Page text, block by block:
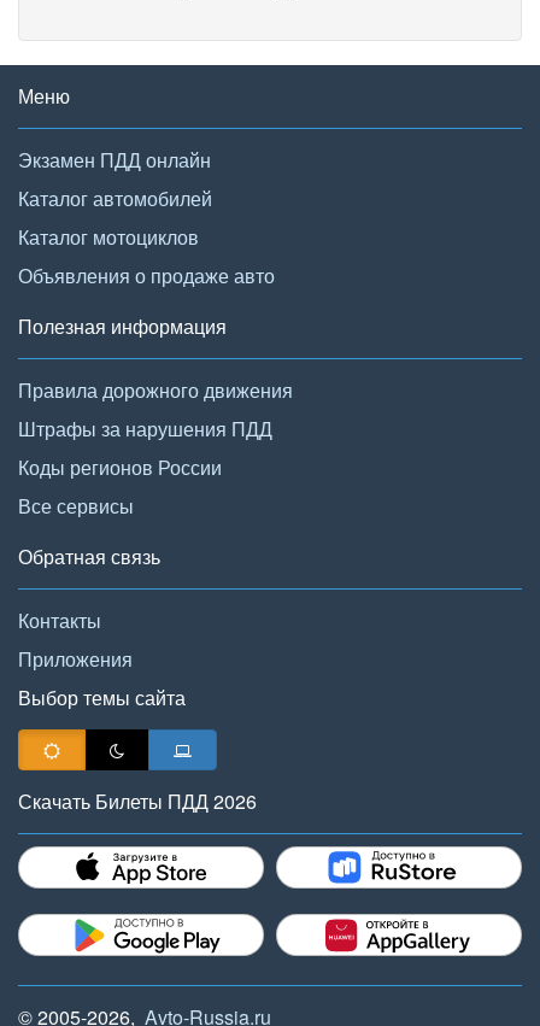
Меню
Экзамен ПДД онлайн
Каталог автомобилей
Каталог мотоциклов
Объявления о продаже авто
Полезная информация
Правила дорожного движения
Штрафы за нарушения ПДД
Коды регионов России
Все сервисы
Обратная связь
Контакты
Приложения
Выбор темы сайта
Скачать Билеты ПДД 2026
© 2005-2026, Avto-Russia.ru